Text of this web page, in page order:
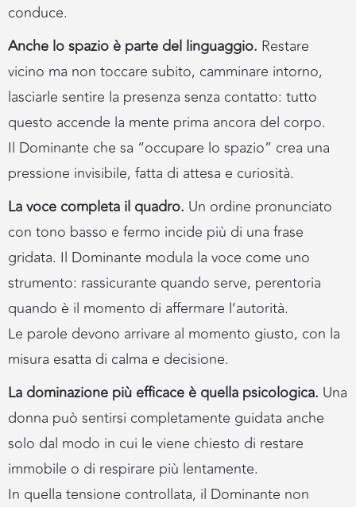
conduce.
Anche lo spazio è parte del linguaggio. Restare
vicino ma non toccare subito, camminare intorno,
lasciarle sentire la presenza senza contatto: tutto
questo accende la mente prima ancora del corpo.
Il Dominante che sa “occupare lo spazio” crea una
pressione invisibile, fatta di attesa e curiosità.
La voce completa il quadro. Un ordine pronunciato
con tono basso e fermo incide più di una frase
gridata. Il Dominante modula la voce come uno
strumento: rassicurante quando serve, perentoria
quando è il momento di affermare l’autorità.
Le parole devono arrivare al momento giusto, con la
misura esatta di calma e decisione.
La dominazione più efficace è quella psicologica. Una
donna può sentirsi completamente guidata anche
solo dal modo in cui le viene chiesto di restare
immobile o di respirare più lentamente.
In quella tensione controllata, il Dominante non